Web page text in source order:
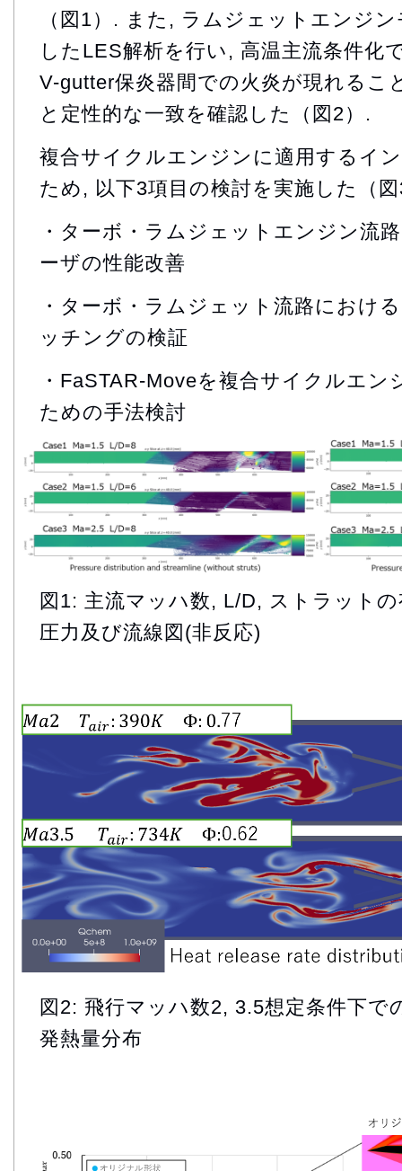
（図1）. また, ラムジェットエンジ
したLES解析を行い, 高温主流条件化
V-gutter保炎器間での火炎が現れるこ
と定性的な一致を確認した（図2）.
複合サイクルエンジンに適用するイ
ため, 以下3項目の検討を実施した（
・ターボ・ラムジェットエンジン流
ーザの性能改善
・ターボ・ラムジェット流路におけ
ッチングの検証
・FaSTAR-Moveを複合サイクルエン
ための手法検討
図1: 主流マッハ数, L/D, ストラット
圧力及び流線図(非反応)
図2: 飛行マッハ数2, 3.5想定条件下で
発熱量分布